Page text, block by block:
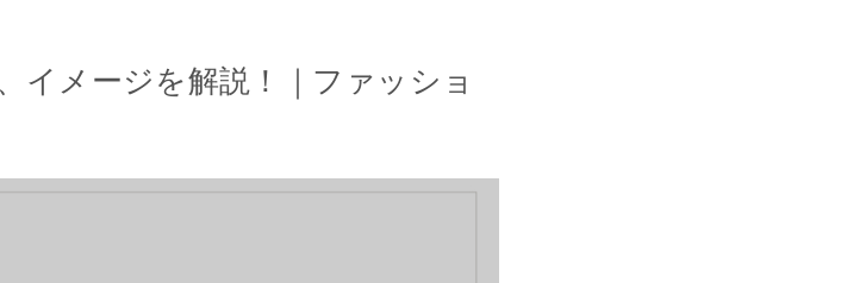
イメージを解説！｜ファッショ